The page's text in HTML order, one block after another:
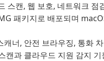
스캔, 웹 보호, 네트워크 점
패키지로 배포되며
너, 안전 브라우징, 통화
캔과 클라우드 지원 감지